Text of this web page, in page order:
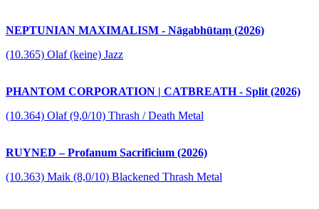
NEPTUNIAN MAXIMALISM - Nāgabhūtaṃ (2026)
(10.365) Olaf (keine) Jazz
PHANTOM CORPORATION | CATBREATH - Split (2026)
(10.364) Olaf (9,0/10) Thrash / Death Metal
RUYNED – Profanum Sacrificium (2026)
(10.363) Maik (8,0/10) Blackened Thrash Metal